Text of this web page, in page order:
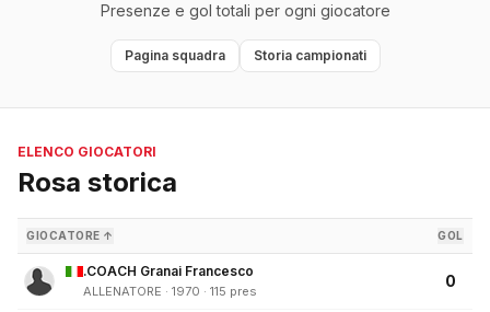
Presenze e gol totali per ogni giocatore
Pagina squadra Storia campionati
ELENCO GIOCATORI
Rosa storica
GIOCATORE ↑ GOL
.COACH Granai Francesco
ALLENATORE · 1970 · 115 pres
0